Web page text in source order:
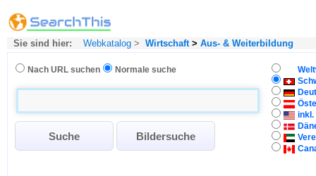
Sie sind hier: Webkatalog > Wirtschaft> Aus- & Weiterbildung
Nach URL suchen Normale suche
inkl.